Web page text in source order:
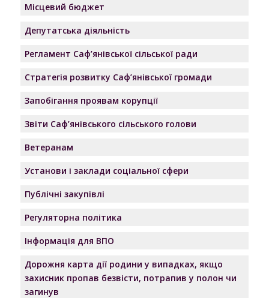
Місцевий бюджет
Депутатська діяльність
Регламент Саф’янівської сільської ради
Стратегія розвитку Саф’янівської громади
Запобігання проявам корупції
Звіти Саф’янівського сільського голови
Ветеранам
Установи і заклади соціальної сфери
Публічні закупівлі
Регуляторна політика
Інформація для ВПО
Дорожня карта дії родини у випадках, якщо
захисник пропав безвісти, потрапив у полон чи
загинув